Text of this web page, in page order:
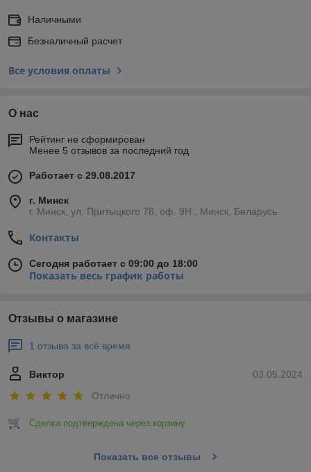
Наличными
Безналичный расчет
Все условия оплаты
О нас
Рейтинг не сформирован
Менее 5 отзывов за последний год
Работает с 29.08.2017
г. Минск
г. Минск, ул. Притыцкого 78, оф. 9Н , Минск, Беларусь
Контакты
Сегодня работает с 09:00 до 18:00
Показать весь график работы
Отзывы о магазине
1 отзыва за всё время
03.05.2024
Виктор
Отлично
Сделка подтверждена через корзину
Показать все отзывы